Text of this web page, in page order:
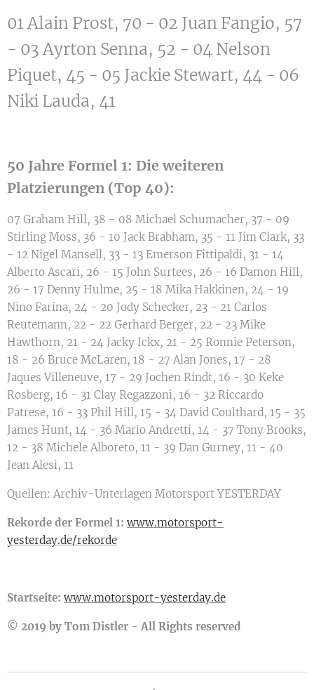
01 Alain Prost, 70 - 02 Juan Fangio, 57
- 03 Ayrton Senna, 52 - 04 Nelson
Piquet, 45 - 05 Jackie Stewart, 44 - 06
Niki Lauda, 41
50 Jahre Formel 1: Die weiteren
Platzierungen (Top 40):
07 Graham Hill, 38 - 08 Michael Schumacher, 37 - 09
Stirling Moss, 36 - 10 Jack Brabham, 35 - 11 Jim Clark, 33
- 12 Nigel Mansell, 33 - 13 Emerson Fittipaldi, 31 - 14
Alberto Ascari, 26 - 15 John Surtees, 26 - 16 Damon Hill,
26 - 17 Denny Hulme, 25 - 18 Mika Hakkinen, 24 - 19
Nino Farina, 24 - 20 Jody Schecker, 23 - 21 Carlos
Reutemann, 22 - 22 Gerhard Berger, 22 - 23 Mike
Hawthorn, 21 - 24 Jacky Ickx, 21 - 25 Ronnie Peterson,
18 - 26 Bruce McLaren, 18 - 27 Alan Jones, 17 - 28
Jaques Villeneuve, 17 - 29 Jochen Rindt, 16 - 30 Keke
Rosberg, 16 - 31 Clay Regazzoni, 16 - 32 Riccardo
Patrese, 16 - 33 Phil Hill, 15 - 34 David Coulthard, 15 - 35
James Hunt, 14 - 36 Mario Andretti, 14 - 37 Tony Brooks,
12 - 38 Michele Alboreto, 11 - 39 Dan Gurney, 11 - 40
Jean Alesi, 11
Quellen: Archiv-Unterlagen Motorsport YESTERDAY
Rekorde der Formel 1: www.motorsport-
yesterday.de/rekorde
Startseite: www.motorsport-yesterday.de
© 2019 by Tom Distler - All Rights reserved